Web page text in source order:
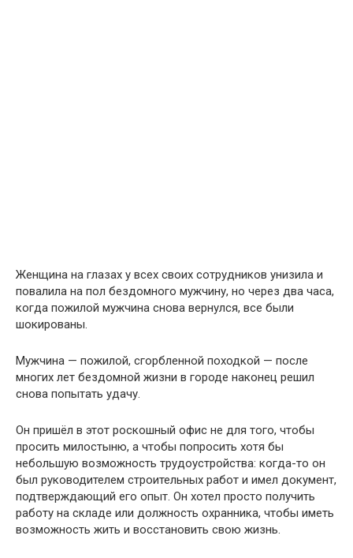
Женщина на глазах у всех своих сотрудников унизила и
повалила на пол бездомного мужчину, но через два часа,
когда пожилой мужчина снова вернулся, все были
шокированы.
Мужчина — пожилой, сгорбленной походкой — после
многих лет бездомной жизни в городе наконец решил
снова попытать удачу.
Он пришёл в этот роскошный офис не для того, чтобы
просить милостыню, а чтобы попросить хотя бы
небольшую возможность трудоустройства: когда-то он
был руководителем строительных работ и имел документ,
подтверждающий его опыт. Он хотел просто получить
работу на складе или должность охранника, чтобы иметь
возможность жить и восстановить свою жизнь.